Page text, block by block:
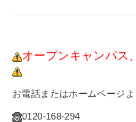
オープンキャンパス
お電話またはホームページよ
0120-168-294